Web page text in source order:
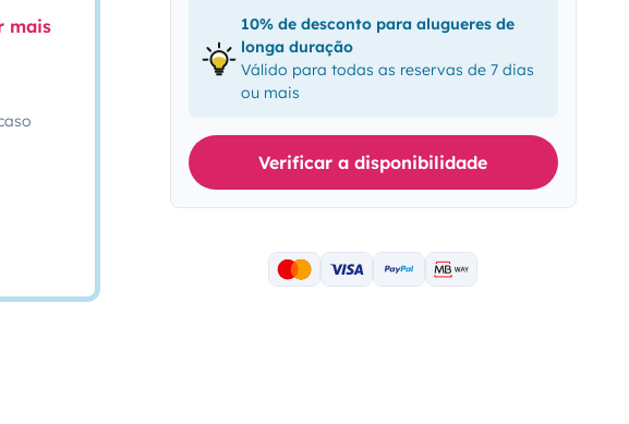
mais
10% de desconto para alugueres de
longa duração
Válido para todas as reservas de 7 dias
ou mais
Verificar a disponibilidade